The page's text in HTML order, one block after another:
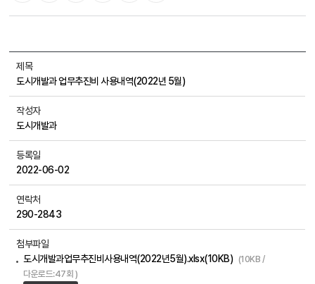
제목
도시개발과 업무추진비 사용내역(2022년 5월)
작성자
도시개발과
등록일
2022-06-02
연락처
290-2843
첨부파일
도시개발과업무추진비사용내역(2022년5월).xlsx(10KB) (10KB /
다운로드:47회 )